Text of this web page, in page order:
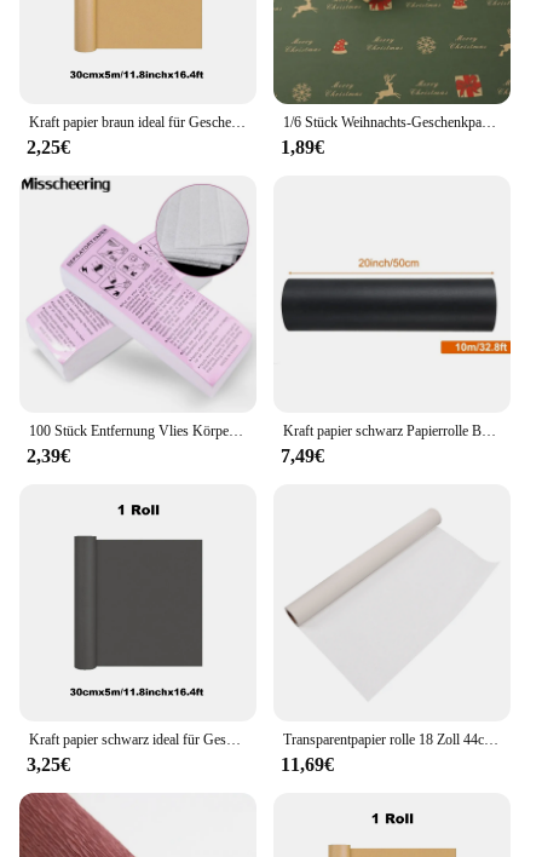
Kraft papier braun ideal für Geschenk verpackung Verpackungs rolle für bewegliche Kunst handwerk Versand Bodenbelag Wand 100% recyceltes Material
2,25€
1/6 Stück Weihnachts-Geschenkpapier, Vintage-Stil, Kraftpapier, Festival, Geschenkpapier mit Weihnachtsbaum-Schneeflockenmustern für Geschenkverpackung, Dekoration
1,89€
100 Stück Entfernung Vlies Körper Tuch Haar entfernen Wachspapier Rollen hochwertige Haarentfernung Epilierer Wachsstreifen Papier
2,39€
Kraft papier schwarz Papierrolle Bau Poster Board Verpackung Kunst papierrolle Bulletin Board Geschenk verpackung Öko-Freund Papiere
7,49€
Kraft papier schwarz ideal für Geschenk verpackung Verpackungs rolle für bewegliche Kunst handwerk Versand Bodenbelag Wand 100% recyceltes Material
3,25€
Transparentpapier rolle 18 Zoll 44cm breites Muster papier Praktikabilität gute Tinten absorption einfach zu verwenden hohe Transparenz für die Schneiderei
11,69€